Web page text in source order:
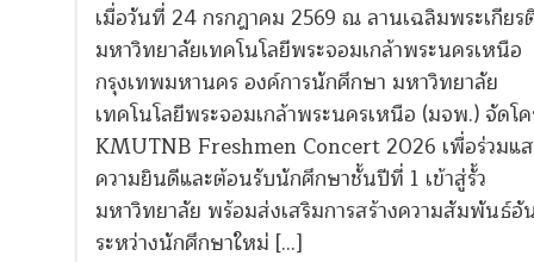
เมื่อวันที่ 24 กรกฎาคม 2569 ณ ลานเฉลิมพระเกียร
มหาวิทยาลัยเทคโนโลยีพระจอมเกล้าพระนครเหนือ
กรุงเทพมหานคร องค์การนักศึกษา มหาวิทยาลัย
เทคโนโลยีพระจอมเกล้าพระนครเหนือ (มจพ.) จัดโค
KMUTNB Freshmen Concert 2026 เพื่อร่วมแ
ความยินดีและต้อนรับนักศึกษาชั้นปีที่ 1 เข้าสู่รั้ว
มหาวิทยาลัย พร้อมส่งเสริมการสร้างความสัมพันธ์อั
ระหว่างนักศึกษาใหม่ […]